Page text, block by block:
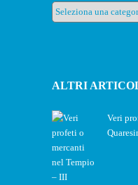
Rubriche
ALTRI
Veri